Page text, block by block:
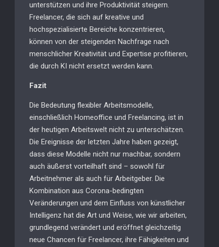
unterstützen und ihre Produktivität steigern.
Freelancer, die sich auf kreative und
hochspezialisierte Bereiche konzentrieren,
können von der steigenden Nachfrage nach
menschlicher Kreativität und Expertise profitieren,
die durch KI nicht ersetzt werden kann.
Fazit
Die Bedeutung flexibler Arbeitsmodelle,
einschließlich Homeoffice und Freelancing, ist in
der heutigen Arbeitswelt nicht zu unterschätzen.
Die Ereignisse der letzten Jahre haben gezeigt,
dass diese Modelle nicht nur machbar, sondern
auch äußerst vorteilhaft sind – sowohl für
Arbeitnehmer als auch für Arbeitgeber. Die
Kombination aus Corona-bedingten
Veränderungen und dem Einfluss von künstlicher
Intelligenz hat die Art und Weise, wie wir arbeiten,
grundlegend verändert und eröffnet gleichzeitig
neue Chancen für Freelancer, ihre Fähigkeiten und